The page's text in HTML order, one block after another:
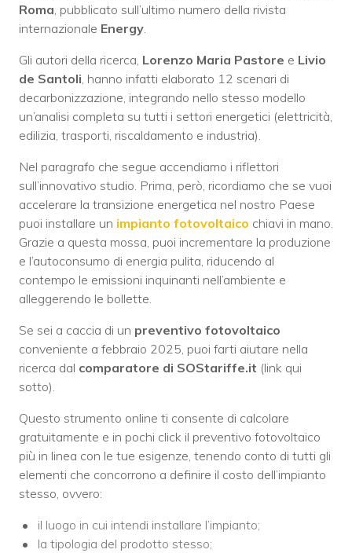
Roma , pubblicato sull’ultimo numero della rivista
internazionale Energy
Gli autori della ricerca, Lorenzo Maria Pastore e Livio
de Santoli , hanno infatti elaborato 12 scenari di
decarbonizzazione, integrando nello stesso modello
un’analisi completa su tutti i settori energetici (elettricità,
edilizia, trasporti, riscaldamento e industria).
Nel paragrafo che segue accendiamo i riflettori
sull’innovativo studio. Prima, però, ricordiamo che se vuoi
accelerare la transizione energetica nel nostro Paese
puoi installare un impianto fotovoltaico chiavi in mano.
Grazie a questa mossa, puoi incrementare la produzione
e l’autoconsumo di energia pulita, riducendo al
contempo le emissioni inquinanti nell’ambiente e
alleggerendo le bollette.
Se sei a caccia di un preventivo fotovoltaico
conveniente a febbraio 2025, puoi farti aiutare nella
ricerca dal comparatore di SOStariffe.it (link qui
sotto).
Questo strumento online ti consente di calcolare
gratuitamente e in pochi click il preventivo fotovoltaico
più in linea con le tue esigenze, tenendo conto di tutti gli
elementi che concorrono a definire il costo dell’impianto
stesso, ovvero:
il luogo in cui intendi installare l’impianto;
la tipologia del prodotto stesso;